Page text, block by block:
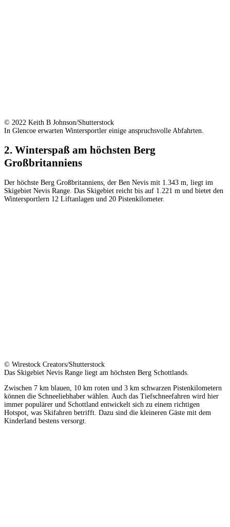
© 2022 Keith B Johnson/Shutterstock
In Glencoe erwarten Wintersportler einige anspruchsvolle Abfahrten.
2. Winterspaß am höchsten Berg
Großbritanniens
Der höchste Berg Großbritanniens, der Ben Nevis mit 1.343 m, liegt im
Skigebiet Nevis Range. Das Skigebiet reicht bis auf 1.221 m und bietet den
Wintersportlern 12 Liftanlagen und 20 Pistenkilometer.
© Wirestock Creators/Shutterstock
Das Skigebiet Nevis Range liegt am höchsten Berg Schottlands.
Zwischen 7 km blauen, 10 km roten und 3 km schwarzen Pistenkilometern
können die Schneeliebhaber wählen. Auch das Tiefschneefahren wird hier
immer populärer und Schottland entwickelt sich zu einem richtigen
Hotspot, was Skifahren betrifft. Dazu sind die kleineren Gäste mit dem
Kinderland bestens versorgt.